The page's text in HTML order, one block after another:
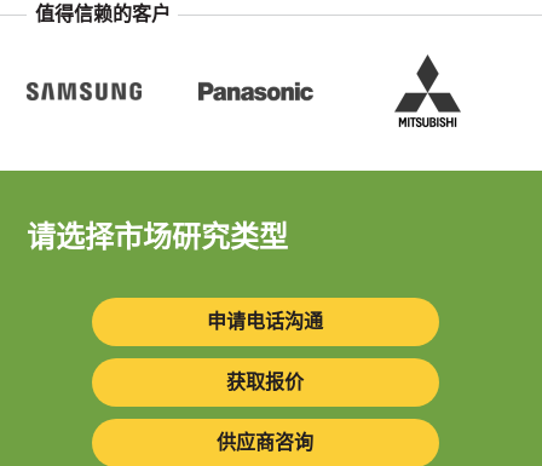
值得信赖的客户
请选择市场研究类型
申请电话沟通
获取报价
供应商咨询